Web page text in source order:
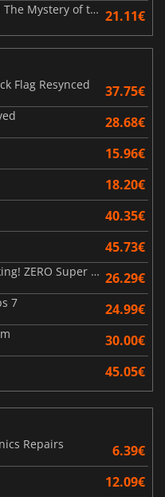
RAIDOU Remastered The Mystery of the Soulless Army 21.11€
Flag Resynced
37.75€
28.68€
15.96€
18.20€
40.35€
45.73€
DRAGON BALL Sparking! ZERO Super Limit Breaking NEO 26.29€
7 24.99€
30.00€
45.05€
Repairs
6.39€
12.09€